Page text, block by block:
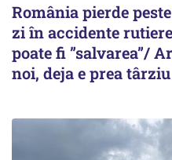
România pierde
zi în accidente
poate fi ”salvarea”/
noi, deja e prea târziu